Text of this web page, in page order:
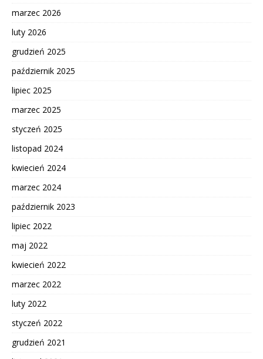
marzec 2026
luty 2026
grudzień 2025
październik 2025
lipiec 2025
marzec 2025
styczeń 2025
listopad 2024
kwiecień 2024
marzec 2024
październik 2023
lipiec 2022
maj 2022
kwiecień 2022
marzec 2022
luty 2022
styczeń 2022
grudzień 2021